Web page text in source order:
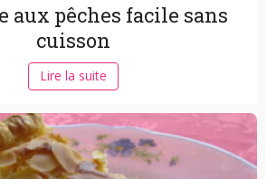
aux pêches facile sans
cuisson
Lire la suite